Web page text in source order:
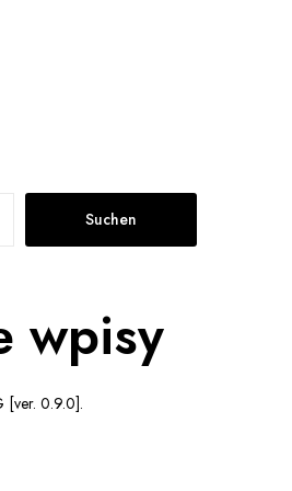
Suchen
wpisy
[ver. 0.9.0].